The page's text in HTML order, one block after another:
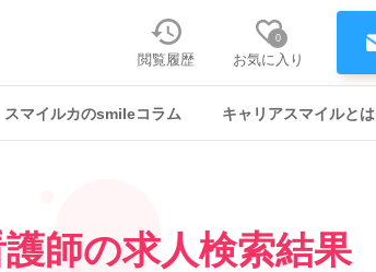
閲覧履歴
0
お気に入り
スマイルカのsmileコラム キャリアスマイルとは
師の求人検索結果